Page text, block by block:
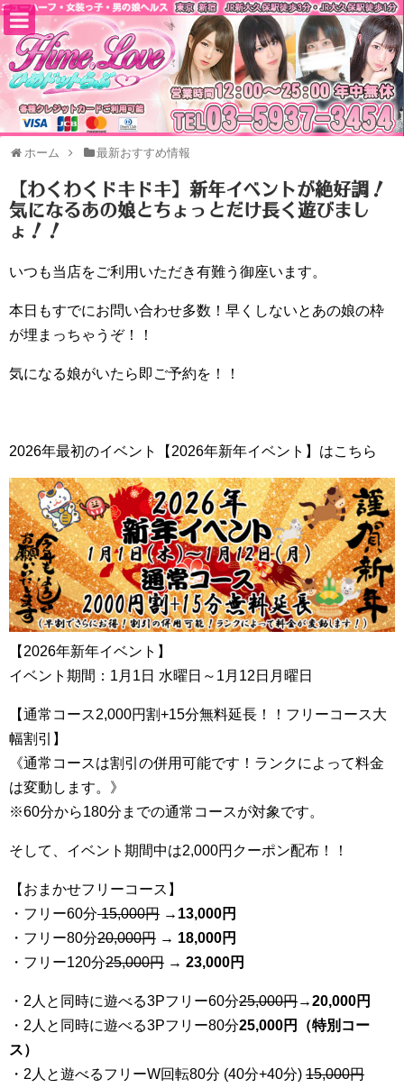
ホーム 最新おすすめ情報
【わくわくドキドキ】新年イベントが絶好調！
気になるあの娘とちょっとだけ長く遊びまし
ょ！！
いつも当店をご利用いただき有難う御座います。
本日もすでにお問い合わせ多数！早くしないとあの娘の枠
が埋まっちゃうぞ！！
気になる娘がいたら即ご予約を！！
2026年最初のイベント【2026年新年イベント】はこちら
【2026年新年イベント】
イベント期間：1月1日 水曜日～1月12日月曜日
【通常コース2,000円割+15分無料延長！！フリーコース大
幅割引】
《通常コースは割引の併用可能です！ランクによって料金
は変動します。》
※60分から180分までの通常コースが対象です。
そして、イベント期間中は2,000円クーポン配布！！
【おまかせフリーコース】
・フリー60分15,000円 → 13,000円
・フリー80分20,000円 → 18,000円
・フリー120分25,000円 → 23,000円
・2人と同時に遊べる3Pフリー60分25,000円→20,000円
・2人と同時に遊べる3Pフリー80分25,000円（特別コー
ス）
・2人と遊べるフリーW回転80分 (40分+40分) 15,000円